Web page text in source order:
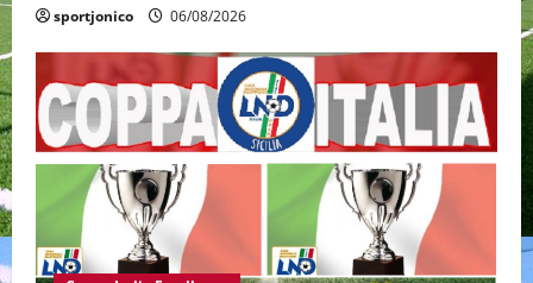
sportjonico 06/08/2026